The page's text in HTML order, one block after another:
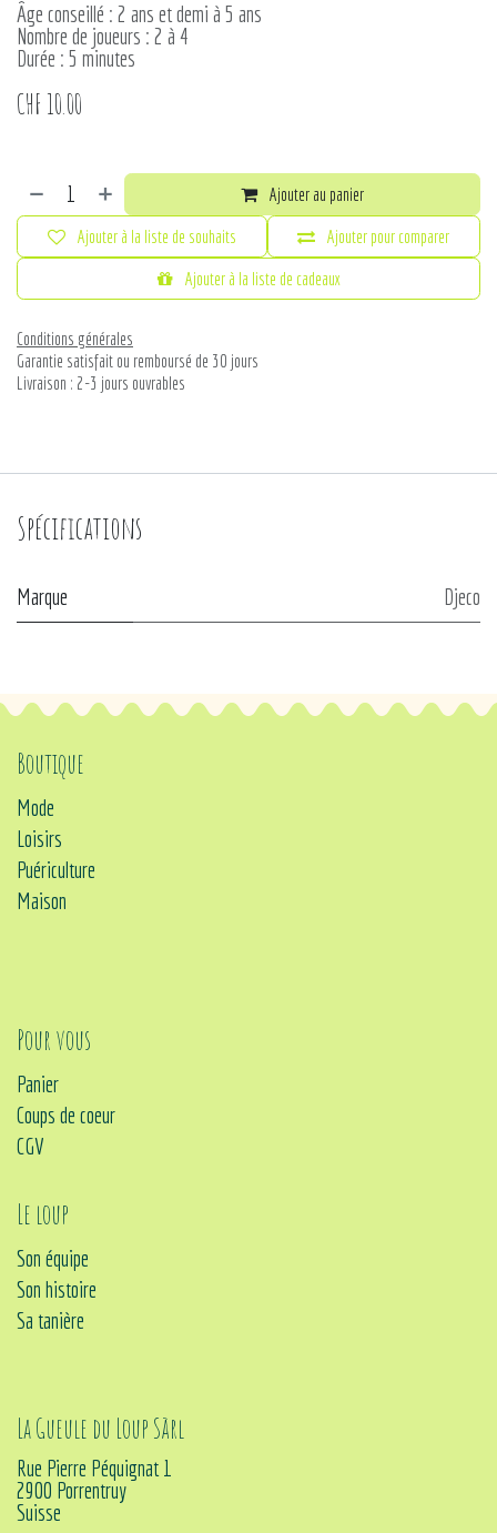
Âge conseillé : 2 ans et demi à 5 ans
Nombre de joueurs : 2 à 4
Durée : 5 minutes
CHF 10.00
Ajouter au panier
Ajouter pour comparer
Ajouter à la liste de cadeaux
Ajouter à la liste de souhaits
Conditions générales
Garantie satisfait ou remboursé de 30 jours
Livraison : 2-3 jours ouvrables
Spécifications
Marque Djeco
Boutique
Mode
Loisirs
Puériculture
Maison
Pour vous
Panier
Coups de coeur
CGV
Le loup
Son équipe
Son histoire
Sa tanière
La Gueule du Loup Sàrl
Rue Pierre Péquignat 1
2900 Porrentruy
Suisse